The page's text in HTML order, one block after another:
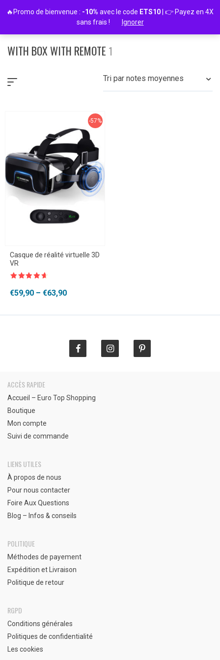
WITH BOX WITH REMOTE 1
Tri par notes moyennes
-57%
Casque de réalité virtuelle 3D
VR
€59,90 – €63,90
Plage
ACCÈS RAPIDE
Accueil – Euro Top Shopping
Boutique
Mon compte
Suivi de commande
LIENS UTILES
À propos de nous
Pour nous contacter
Foire Aux Questions
Blog – Infos & conseils
POLITIQUE
Méthodes de payement
Expédition et Livraison
Politique de retour
RGPD
Conditions générales
Politiques de confidentialité
Les cookies
🔥Promo de bienvenue : -10% avec le code ETS10 | 👉 Payez en 4X
sans frais !
Ignorer